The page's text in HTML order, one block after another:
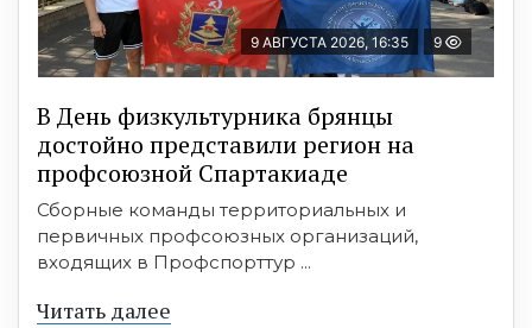
9 АВГУСТА 2026, 16:35 9
В День физкультурника брянцы
достойно представили регион на
профсоюзной Спартакиаде
Сборные команды территориальных и
первичных профсоюзных организаций,
входящих в Профспорттур ...
Читать далее